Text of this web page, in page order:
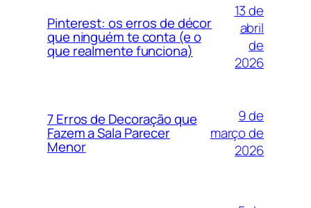
Pinterest: os erros de décor
que ninguém te conta (e o
que realmente funciona)
13 de
abril
de
2026
7 Erros de Decoração que
Fazem a Sala Parecer
Menor
9 de
março de
2026